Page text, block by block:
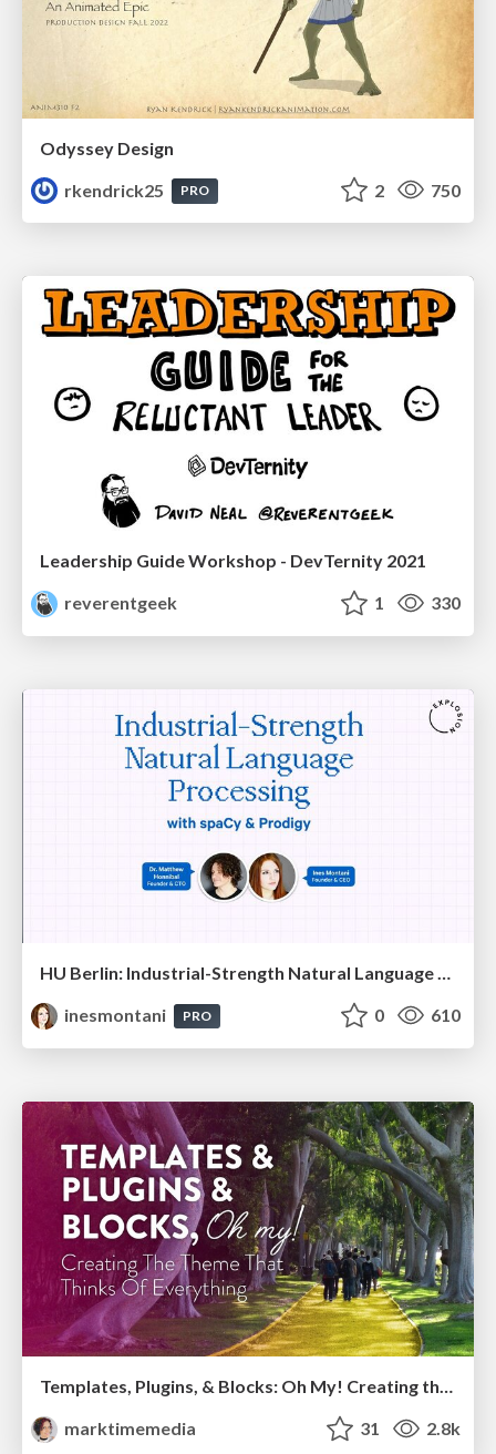
Odyssey Design
rkendrick25
PRO 2 750
Leadership Guide Workshop - DevTernity 2021
reverentgeek
1 330
HU Berlin: Industrial-Strength Natural Language Processing with spaCy and Prodigy
inesmontani
PRO 0 610
marktimemedia
31 2.8k